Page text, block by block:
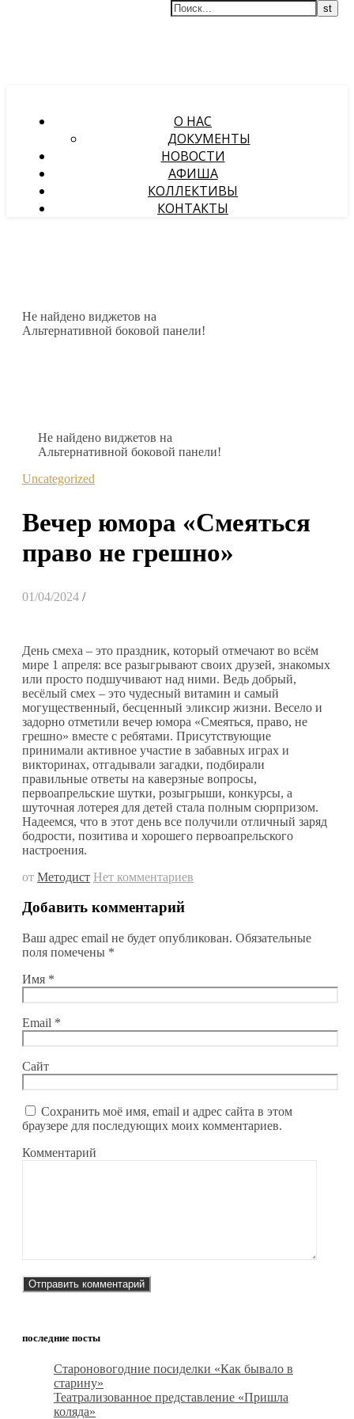
О НАС
ДОКУМЕНТЫ
НОВОСТИ
АФИША
КОЛЛЕКТИВЫ
КОНТАКТЫ
Не найдено виджетов на
Альтернативной боковой панели!
Не найдено виджетов на
Альтернативной боковой панели!
Uncategorized
Вечер юмора «Смеяться
право не грешно»
01/04/2024 /
День смеха – это праздник, который отмечают во всём
мире 1 апреля: все разыгрывают своих друзей, знакомых
или просто подшучивают над ними. Ведь добрый,
весёлый смех – это чудесный витамин и самый
могущественный, бесценный эликсир жизни. Весело и
задорно отметили вечер юмора «Смеяться, право, не
грешно» вместе с ребятами. Присутствующие
принимали активное участие в забавных играх и
викторинах, отгадывали загадки, подбирали
правильные ответы на каверзные вопросы,
первоапрельские шутки, розыгрыши, конкурсы, а
шуточная лотерея для детей стала полным сюрпризом.
Надеемся, что в этот день все получили отличный заряд
бодрости, позитива и хорошего первоапрельского
настроения.
от Методист Нет комментариев
Добавить комментарий
Ваш адрес email не будет опубликован. Обязательные
поля помечены *
Имя *
Email *
Сайт
Сохранить моё имя, email и адрес сайта в этом
браузере для последующих моих комментариев.
Комментарий
последние посты
Староновогодние посиделки «Как бывало в
старину»
Театрализованное представление «Пришла
коляда»